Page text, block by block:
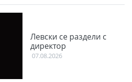
Левски се раздели с
директор
07.08.2026